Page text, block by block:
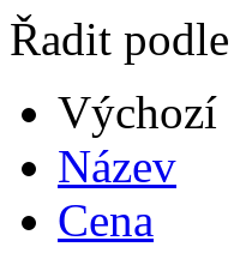
Řadit podle
Výchozí
Název
Cena